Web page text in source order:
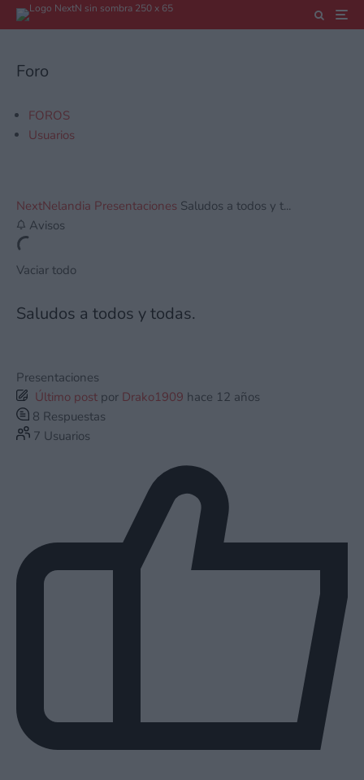
Foro
FOROS
Usuarios
NextNelandia Presentaciones Saludos a todos y t...
Avisos
Vaciar todo
Saludos a todos y todas.
Presentaciones
Último post por Drako1909 hace 12 años
8 Respuestas
7 Usuarios